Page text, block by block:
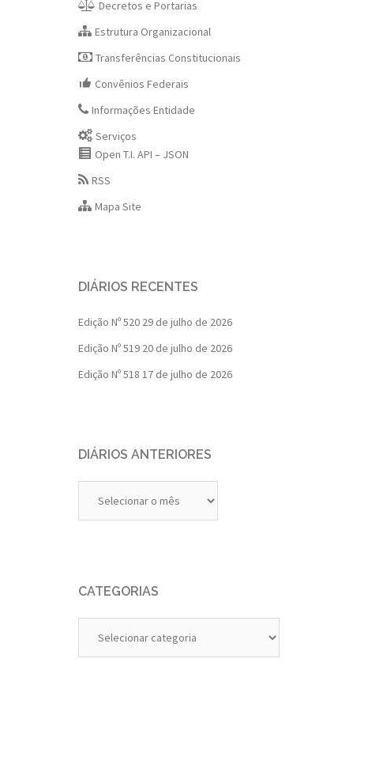
Decretos e Portarias
Estrutura Organizacional
Transferências Constitucionais
Convênios Federais
Informações Entidade
Serviços
Open T.I. API – JSON
RSS
Mapa Site
DIÁRIOS RECENTES
Edição Nº 520 29 de julho de 2026
Edição Nº 519 20 de julho de 2026
Edição Nº 518 17 de julho de 2026
DIÁRIOS ANTERIORES
Anteriores
CATEGORIAS